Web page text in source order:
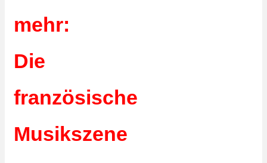
mehr:
Die
französische
Musikszene